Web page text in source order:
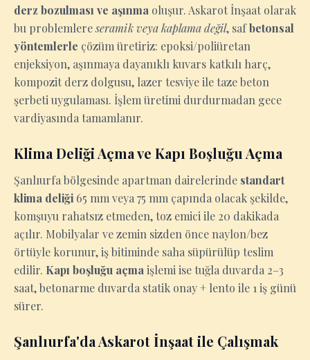
derz bozulması ve aşınma oluşur. Askarot İnşaat olarak
bu problemlereseramik veya kaplama değil, safbetonsal
yöntemlerle çözüm üretiriz: epoksi/poliüretan
enjeksiyon, aşınmaya dayanıklı kuvars katkılı harç,
kompozit derz dolgusu, lazer tesviye ile taze beton
şerbeti uygulaması. İşlem üretimi durdurmadan gece
vardiyasında tamamlanır.
Klima Deliği Açma ve Kapı Boşluğu Açma
Şanlıurfa bölgesinde apartman dairelerinde standart
klima deliği 65 mm veya 75 mm çapında olacak şekilde,
komşuyu rahatsız etmeden, toz emici ile 20 dakikada
açılır. Mobilyalar ve zemin sizden önce naylon/bez
örtüyle korunur, iş bitiminde saha süpürülüp teslim
edilir. Kapı boşluğu açma işlemi ise tuğla duvarda 2–3
saat, betonarme duvarda statik onay + lento ile 1 iş günü
sürer.
Şanlıurfa'da Askarot İnşaat ile Çalışmak